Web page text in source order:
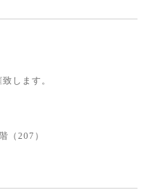
します。
（207）